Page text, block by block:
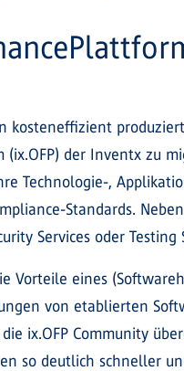
der Inventx zu
Technologie-,
Standards.
Services oder Testing
Vorteile eines
von etablierten
ix.OFP Community
so deutlich schneller